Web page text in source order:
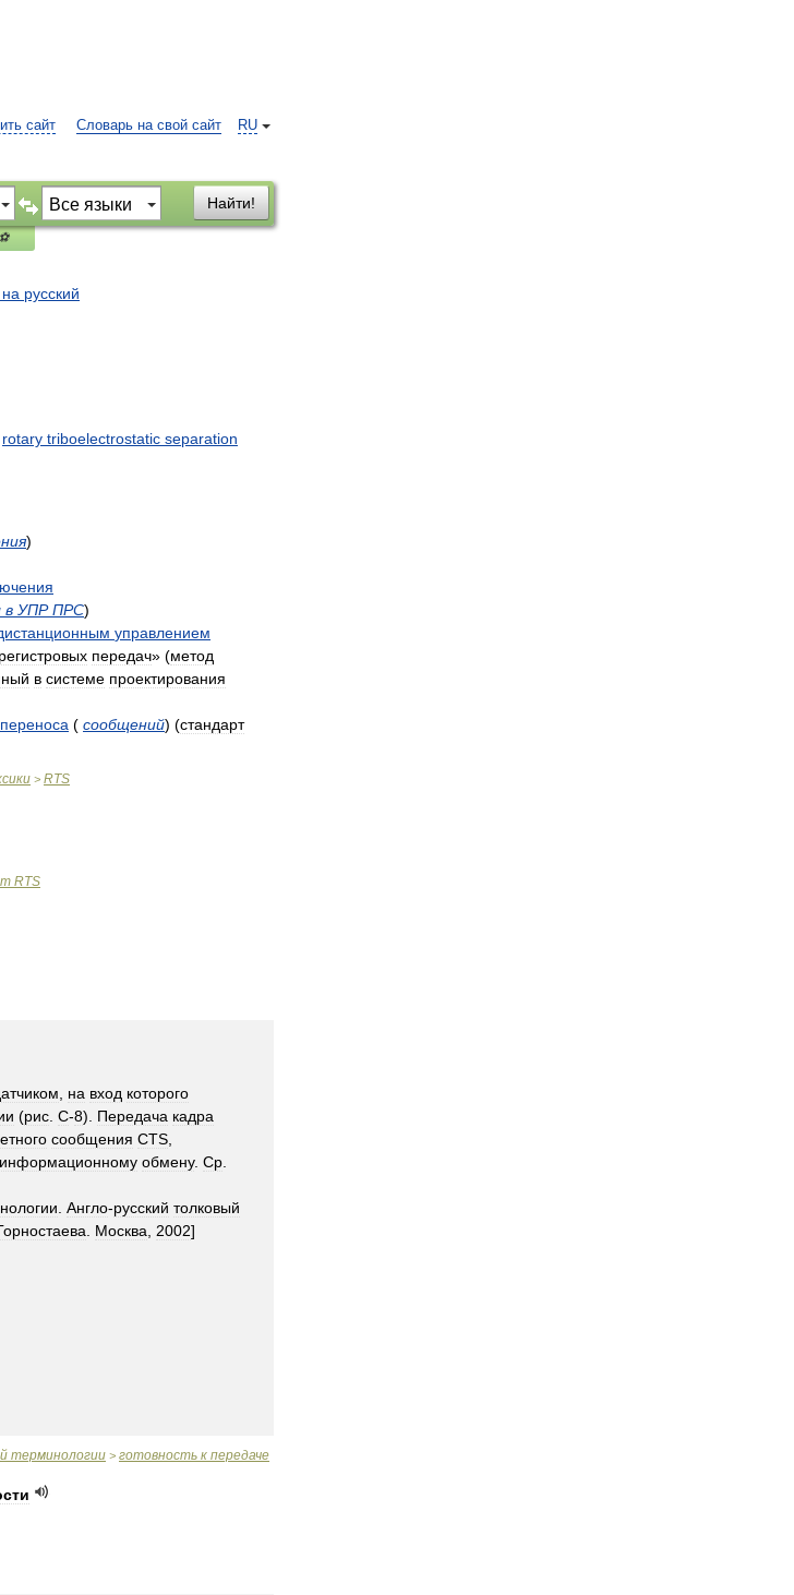
RU
сайт Словарь на свой сайт
Найти!
русский
rotary triboelectrostatic separation
)
в УПР ПРС)
управлением
передач» (метод
в системе проектирования
переноса ( сообщений) (стандарт
> RTS
RTS
на вход которого
(рис С-8). Передача кадра
сообщения CTS
информационному обмену. Cp
Англо-русский толковый
Москва 2002]
терминологии > готовность к передаче